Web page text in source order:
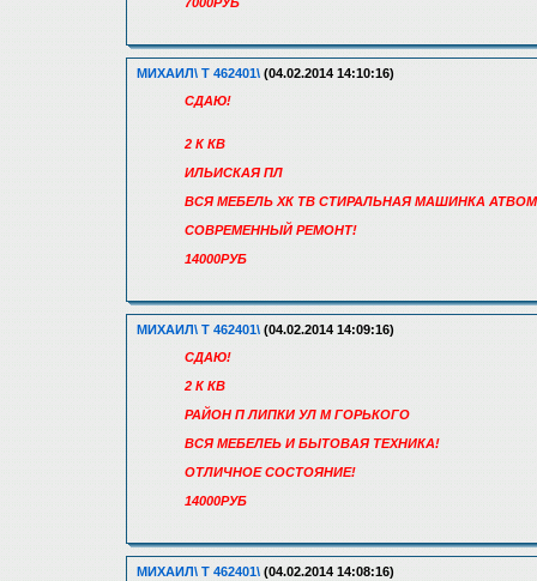
МИХАИЛ\ Т 462401\ (04.02.2014 14:10:16)
СДАЮ!
2 К КВ
ИЛЬИСКАЯ ПЛ
ВСЯ МЕБЕЛЬ ХК ТВ СТИРАЛЬНАЯ МАШИНКА
СОВРЕМЕННЫЙ РЕМОНТ!
14000РУБ
МИХАИЛ\ Т 462401\ (04.02.2014 14:09:16)
СДАЮ!
2 К КВ
РАЙОН П ЛИПКИ УЛ М ГОРЬКОГО
ВСЯ МЕБЕЛЕЬ И БЫТОВАЯ ТЕХНИКА!
ОТЛИЧНОЕ СОСТОЯНИЕ!
14000РУБ
МИХАИЛ\ Т 462401\ (04.02.2014 14:08:16)